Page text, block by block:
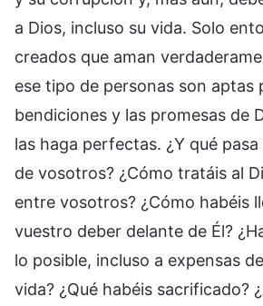
a Dios, incluso su vida. Solo
creados que aman
ese tipo de personas son aptas
bendiciones y las promesas de
las haga perfectas. ¿Y qué
de vosotros? ¿Cómo tratáis al
entre vosotros? ¿Cómo habéis
vuestro deber delante de Él?
lo posible, incluso a expensas
vida? ¿Qué habéis sacrificado?